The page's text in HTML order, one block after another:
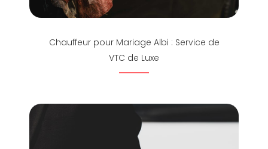
Chauffeur pour Mariage Albi : Service de
VTC de Luxe